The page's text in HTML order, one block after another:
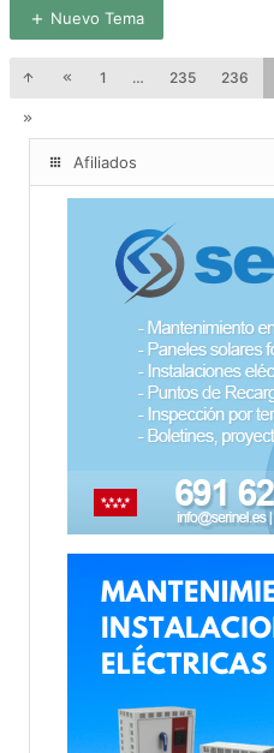
Nuevo Tema
1 … 235 236
Afiliados